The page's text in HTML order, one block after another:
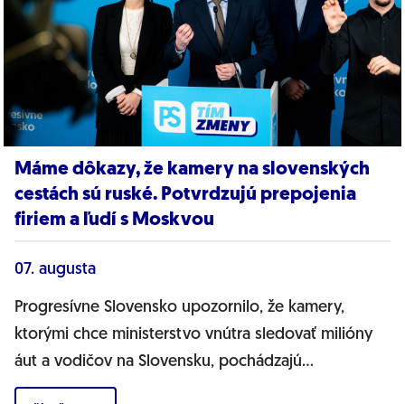
Máme dôkazy, že kamery na slovenských
cestách sú ruské. Potvrdzujú prepojenia
firiem a ľudí s Moskvou
07. augusta
Progresívne Slovensko upozornilo, že kamery,
ktorými chce ministerstvo vnútra sledovať milióny
áut a vodičov na Slovensku, pochádzajú
pravdepodobne z Ruska. Dnes hnutie prinieslo